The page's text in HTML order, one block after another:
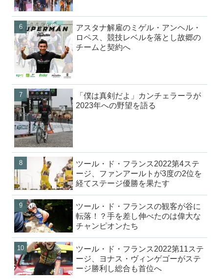
アスタナ解雇のミゲル・アンヘル・
ロペス、競技レベルを落とし故郷の
チームと契約へ
「僕は真剣だよ」カンチェラーラが
2023年への野望を語る
ツール・ド・フランス2022第4ステ
ージ、ファンアールトが3度の2位を
経てステージ優勝を果たす
ツール・ド・フランスの観客が谷に
転落！？手を差し伸べたのは偉大な
チャンピオンたち
ツール・ド・フランス2022第11ステ
ージ、ヨナス・ヴィンゲゴーがステ
ージ勝利し総合も首位へ